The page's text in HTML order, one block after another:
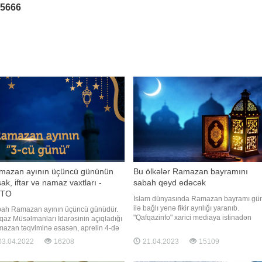
ayının üçüncü gününün
iftar və namaz vaxtları -
Ramazan ayının üçüncü günüdür.
Müsəlmanları İdarəsinin açıqladığı
təqviminə əsasən, aprelin 4-də
vaxtı saat 04:53-də, iftar vaxtı isə
dir. Aprelin 4-ü üçün namaz vaxtları:.
16208
Bu ölkələr Ramazan bayramını
sabah qeyd edəcək
İslam dünyasında Ramazan bayramı
ilə bağlı yenə fikir ayrılığı yaranıb.
"Qafqazinfo" xarici mediaya istinadən
bilməyən ölkələr aprelin 21-ni orucluğun
son günü elan ediblər. Həmin ölkələrdə
21.04.2023 15109